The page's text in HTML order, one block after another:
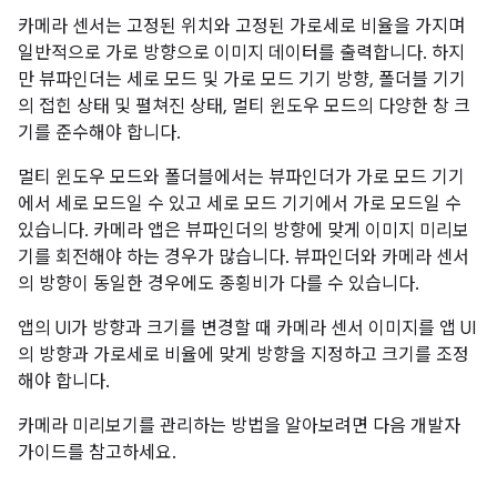
카메라 센서는 고정된 위치와 고정된 가로세로 비율을 가지며
일반적으로 가로 방향으로 이미지 데이터를 출력합니다. 하지
만 뷰파인더는 세로 모드 및 가로 모드 기기 방향, 폴더블 기기
의 접힌 상태 및 펼쳐진 상태, 멀티 윈도우 모드의 다양한 창 크
기를 준수해야 합니다.
멀티 윈도우 모드와 폴더블에서는 뷰파인더가 가로 모드 기기
에서 세로 모드일 수 있고 세로 모드 기기에서 가로 모드일 수
있습니다. 카메라 앱은 뷰파인더의 방향에 맞게 이미지 미리보
기를 회전해야 하는 경우가 많습니다. 뷰파인더와 카메라 센서
의 방향이 동일한 경우에도 종횡비가 다를 수 있습니다.
앱의 UI가 방향과 크기를 변경할 때 카메라 센서 이미지를 앱 UI
의 방향과 가로세로 비율에 맞게 방향을 지정하고 크기를 조정
해야 합니다.
카메라 미리보기를 관리하는 방법을 알아보려면 다음 개발자
가이드를 참고하세요.